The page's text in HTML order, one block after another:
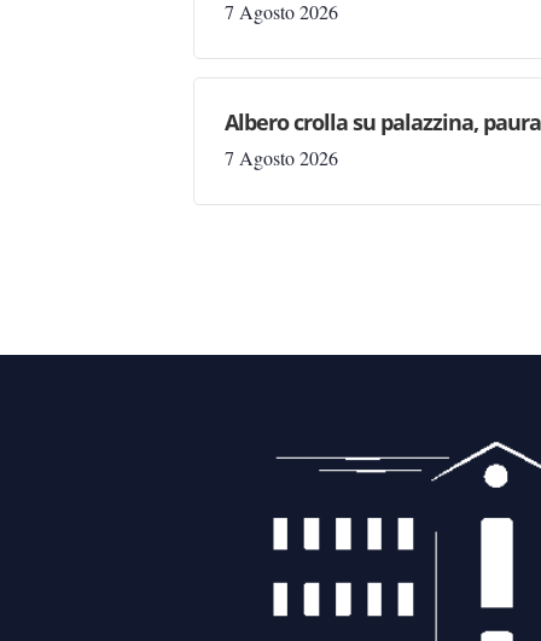
7 Agosto 2026
Albero crolla su palazzina,
7 Agosto 2026